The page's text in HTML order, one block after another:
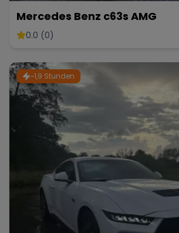
Mercedes Benz c63s AMG
0.0 (0)
~1,9 Stunden